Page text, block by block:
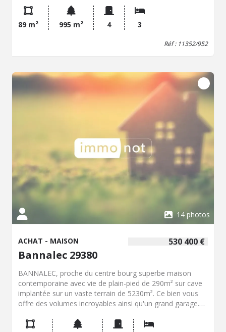
89 m² 995 m² 4 3
Réf : 11352/952
14 photos
530 400 €
ACHAT - MAISON
Bannalec 29380
BANNALEC, proche du centre bourg superbe maison
contemporaine avec vie de plain-pied de 290m² sur cave
implantée sur un vaste terrain de 5230m². Ce bien vous
offre des volumes incroyables ainsi qu'un grand garage.
au tout à l'égout.